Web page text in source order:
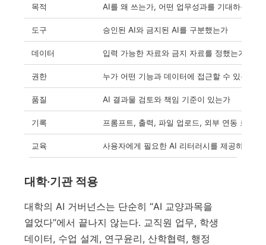
목적 AI를 왜 쓰는가, 어떤 업무성과를 기대하는가
도구 승인된 AI와 금지된 AI를 구분했는가
데이터 입력 가능한 자료와 금지 자료를 정했는가
권한 누가 어떤 기능과 데이터에 접근할 수 있는가
품질 AI 결과물 검토와 책임 기준이 있는가
기록 프롬프트, 출력, 파일 업로드, 외부 연동 로그를
교육 사용자에게 필요한 AI 리터러시를 제공하는가
대학·기관 적용
대학의 AI 거버넌스는 단순히 “AI 교양과목을
열었다”에서 끝나지 않는다. 교직원 업무, 학생
데이터, 수업 설계, 연구윤리, 산학협력, 행정